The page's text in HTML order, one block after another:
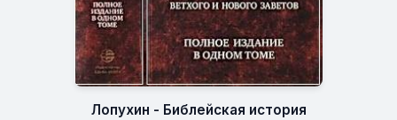
Лопухин - Библейская история